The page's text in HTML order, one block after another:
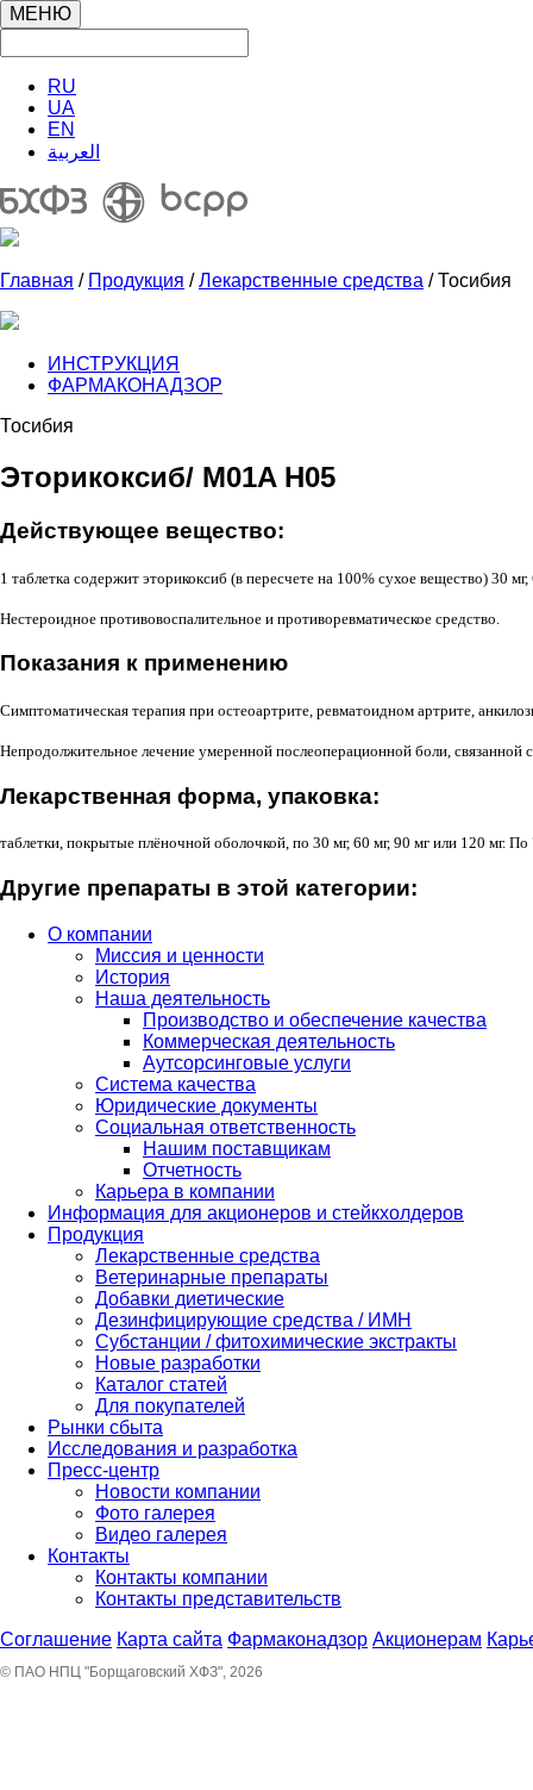
МЕНЮ
RU
UA
EN
العربية
Главная / Продукция /Лекарственные средства / Тосибия
ИНСТРУКЦИЯ
ФАРМАКОНАДЗОР
Тосибия
Эторикоксиб/ M01A H05
Действующее вещество:
1 таблетка содержит эторикоксиб (в пересчете на 100% сухое вещество) 30
Нестероидное противовоспалительное и противоревматическое средство.
Показания к применению
Симптоматическая терапия при остеоартрите, ревматоидном артрите,
Непродолжительное лечение умеренной послеоперационной боли, связанной
Лекарственная форма, упаковка:
таблетки, покрытые плёночной оболочкой, по 30 мг, 60 мг, 90 мг или 120 мг.
Другие препараты в этой категории:
О компании
Миссия и ценности
История
Наша деятельность
Производство и обеспечение качества
Коммерческая деятельность
Аутсорсинговые услуги
Система качества
Юридические документы
Социальная ответственность
Нашим поставщикам
Отчетность
Карьера в компании
Информация для акционеров и стейкхолдеров
Продукция
Лекарственные средства
Ветеринарные препараты
Добавки диетические
Дезинфицирующие средства / ИМН
Субстанции / фитохимические экстракты
Новые разработки
Каталог статей
Для покупателей
Рынки сбыта
Исследования и разработка
Пресс-центр
Новости компании
Фото галерея
Видео галерея
Контакты
Контакты компании
Контакты представительств
Соглашение Карта сайта Фармаконадзор Акционерам
© ПАО НПЦ "Борщаговский ХФЗ", 2026